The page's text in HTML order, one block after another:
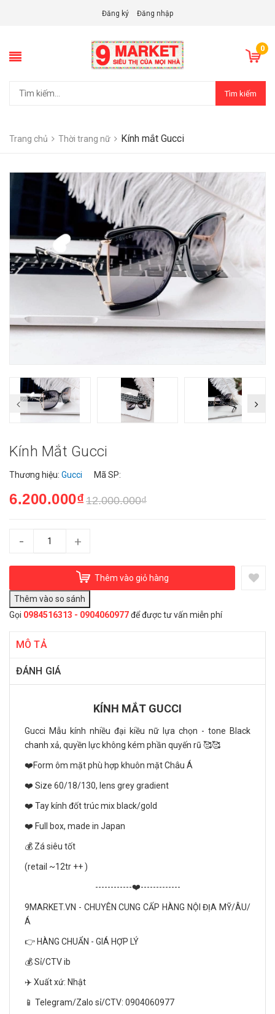
Đăng ký Đăng nhập
0
Tìm kiếm
Trang chủ Thời trang nữ Kính mắt Gucci
Kính Mắt Gucci
Thương hiệu: Gucci Mã SP:
6.200.000₫12.000.000₫
- +
Thêm vào giỏ hàng
Gọi 0984516313 - 0904060977để được tư vấn miễn phí
MÔ TẢ
ĐÁNH GIÁ
KÍNH MẮT GUCCI
Gucci Mẫu kính nhiều đại kiều nữ lựa chọn - tone Black
chanh xả, quyền lực không kém phần quyến rũ 🥰🥰
❤️Form ôm mặt phù hợp khuôn mặt Châu Á
❤️ Size 60/18/130, lens grey gradient
❤️ Tay kính đốt trúc mix black/gold
❤️ Full box, made in Japan
💰 Zá siêu tốt
(retail ~12tr ++ )
------------❤️-------------
9MARKET.VN - CHUYÊN CUNG CẤP HÀNG NỘI ĐỊA MỸ/ÂU/
Á
👉 HÀNG CHUẨN - GIÁ HỢP LÝ
💰 Sỉ/CTV ib
✈️ Xuất xứ: Nhật
📱 Telegram/Zalo sỉ/CTV: 0904060977